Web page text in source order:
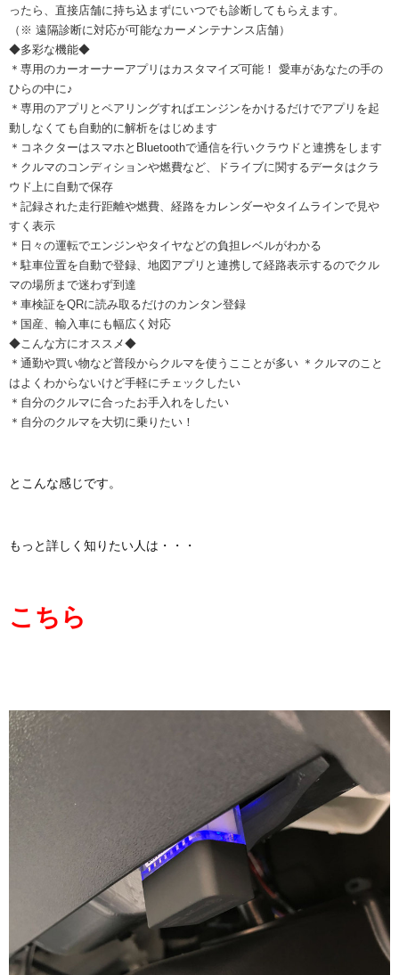
ったら、直接店舗に持ち込まずにいつでも診断してもらえます。
（※ 遠隔診断に対応が可能なカーメンテナンス店舗）
◆多彩な機能◆
＊専用のカーオーナーアプリはカスタマイズ可能！ 愛車があなたの手の
ひらの中に♪
＊専用のアプリとペアリングすればエンジンをかけるだけでアプリを起
動しなくても自動的に解析をはじめます
＊コネクターはスマホとBluetoothで通信を行いクラウドと連携をします
＊クルマのコンディションや燃費など、ドライブに関するデータはクラ
ウド上に自動で保存
＊記録された走行距離や燃費、経路をカレンダーやタイムラインで見や
すく表示
＊日々の運転でエンジンやタイヤなどの負担レベルがわかる
＊駐車位置を自動で登録、地図アプリと連携して経路表示するのでクル
マの場所まで迷わず到達
＊車検証をQRに読み取るだけのカンタン登録
＊国産、輸入車にも幅広く対応
◆こんな方にオススメ◆
＊通勤や買い物など普段からクルマを使うこことが多い ＊クルマのこと
はよくわからないけど手軽にチェックしたい
＊自分のクルマに合ったお手入れをしたい
＊自分のクルマを大切に乗りたい！
とこんな感じです。
もっと詳しく知りたい人は・・・
こちら